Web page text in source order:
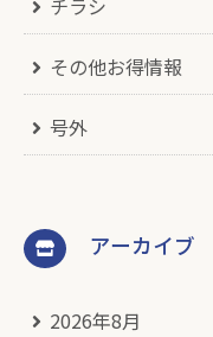
チラシ
その他お得情報
号外
アーカイブ
2026年8月